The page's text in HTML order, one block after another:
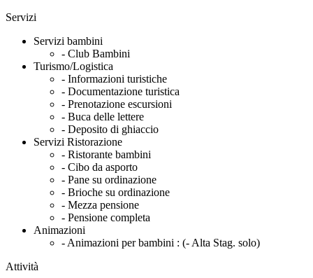
Servizi
Servizi bambini
- Club Bambini
Turismo/Logistica
- Informazioni turistiche
- Documentazione turistica
- Prenotazione escursioni
- Buca delle lettere
- Deposito di ghiaccio
Servizi Ristorazione
- Ristorante bambini
- Cibo da asporto
- Pane su ordinazione
- Brioche su ordinazione
- Mezza pensione
- Pensione completa
Animazioni
- Animazioni per bambini : (- Alta Stag. solo)
Attività